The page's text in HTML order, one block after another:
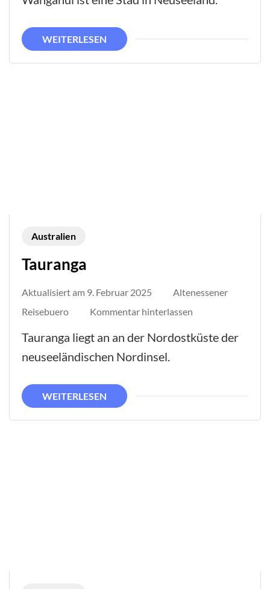
WEITERLESEN
Australien
Tauranga
Aktualisiert am 9. Februar 2025
Altenessener
Reisebuero
Kommentar hinterlassen
Tauranga liegt an an der Nordostküste der
neuseeländischen Nordinsel.
WEITERLESEN